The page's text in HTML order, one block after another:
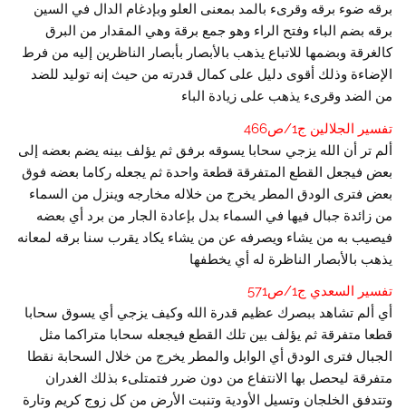
برقه ضوء برقه وقرىء بالمد بمعنى العلو وبإدغام الدال في السين
برقه بضم الباء وفتح الراء وهو جمع برقة وهي المقدار من البرق
كالغرقة وبضمها للاتباع يذهب بالأبصار بأبصار الناظرين إليه من فرط
الإضاءة وذلك أقوى دليل على كمال قدرته من حيث إنه توليد للضد
من الضد وقرىء يذهب على زيادة الباء
تفسير الجلالين ج1/ص466
ألم تر أن الله يزجي سحابا يسوقه برفق ثم يؤلف بينه يضم بعضه إلى
بعض فيجعل القطع المتفرقة قطعة واحدة ثم يجعله ركاما بعضه فوق
بعض فترى الودق المطر يخرج من خلاله مخارجه وينزل من السماء
من زائدة جبال فيها في السماء بدل بإعادة الجار من برد أي بعضه
فيصيب به من يشاء ويصرفه عن من يشاء يكاد يقرب سنا برقه لمعانه
يذهب بالأبصار الناظرة له أي يخطفها
تفسير السعدي ج1/ص571
أي ألم تشاهد ببصرك عظيم قدرة الله وكيف يزجي أي يسوق سحابا
قطعا متفرقة ثم يؤلف بين تلك القطع فيجعله سحابا متراكما مثل
الجبال فترى الودق أي الوابل والمطر يخرج من خلال السحابة نقطا
متفرقة ليحصل بها الانتفاع من دون ضرر فتمتلىء بذلك الغدران
وتتدفق الخلجان وتسيل الأودية وتنبت الأرض من كل زوج كريم وتارة